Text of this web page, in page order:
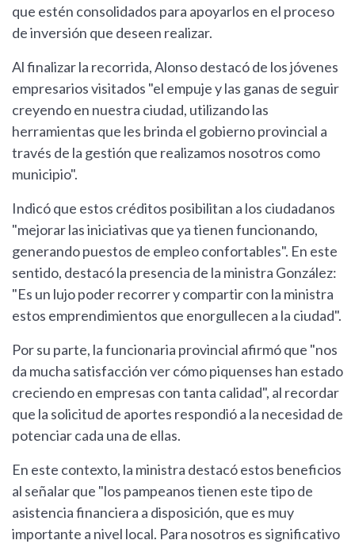
que estén consolidados para apoyarlos en el proceso
de inversión que deseen realizar.
Al finalizar la recorrida, Alonso destacó de los jóvenes
empresarios visitados "el empuje y las ganas de seguir
creyendo en nuestra ciudad, utilizando las
herramientas que les brinda el gobierno provincial a
través de la gestión que realizamos nosotros como
municipio".
Indicó que estos créditos posibilitan a los ciudadanos
"mejorar las iniciativas que ya tienen funcionando,
generando puestos de empleo confortables". En este
sentido, destacó la presencia de la ministra González:
"Es un lujo poder recorrer y compartir con la ministra
estos emprendimientos que enorgullecen a la ciudad".
Por su parte, la funcionaria provincial afirmó que "nos
da mucha satisfacción ver cómo piquenses han estado
creciendo en empresas con tanta calidad", al recordar
que la solicitud de aportes respondió a la necesidad de
potenciar cada una de ellas.
En este contexto, la ministra destacó estos beneficios
al señalar que "los pampeanos tienen este tipo de
asistencia financiera a disposición, que es muy
importante a nivel local. Para nosotros es significativo